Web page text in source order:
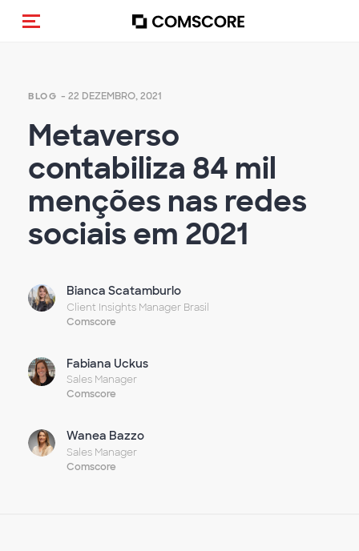
Alternar navegação
BLOG - 22 DEZEMBRO, 2021
Metaverso
contabiliza 84 mil
menções nas redes
sociais em 2021
Bianca Scatamburlo
Client Insights Manager Brasil
Comscore
Fabiana Uckus
Sales Manager
Comscore
Wanea Bazzo
Sales Manager
Comscore